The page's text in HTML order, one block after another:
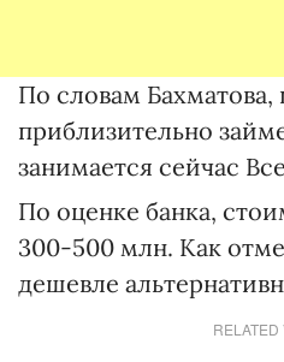
По словам Бахматова,
приблизительно
занимается сейчас
По оценке банка,
300-500 млн. Как
дешевле
RELATED